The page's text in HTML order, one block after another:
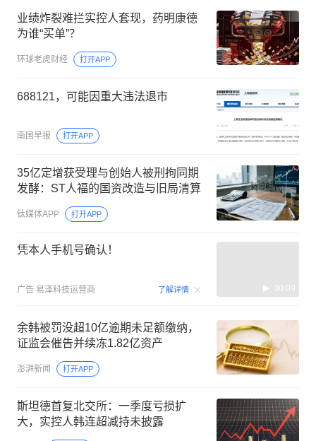
业绩炸裂难拦实控人套现，药明康德
为谁“买单”？
环球老虎财经 打开APP
688121，可能因重大违法退市
南国早报 打开APP
35亿定增获受理与创始人被刑拘同期
发酵：ST人福的国资改造与旧局清算
钛媒体APP 打开APP
凭本人手机号确认！
广告 易泽科技运营商 了解详情 00:09
余韩被罚没超10亿逾期未足额缴纳，
证监会催告并续冻1.82亿资产
澎湃新闻 打开APP
斯坦德首复北交所：一季度亏损扩
大，实控人韩连超减持未披露